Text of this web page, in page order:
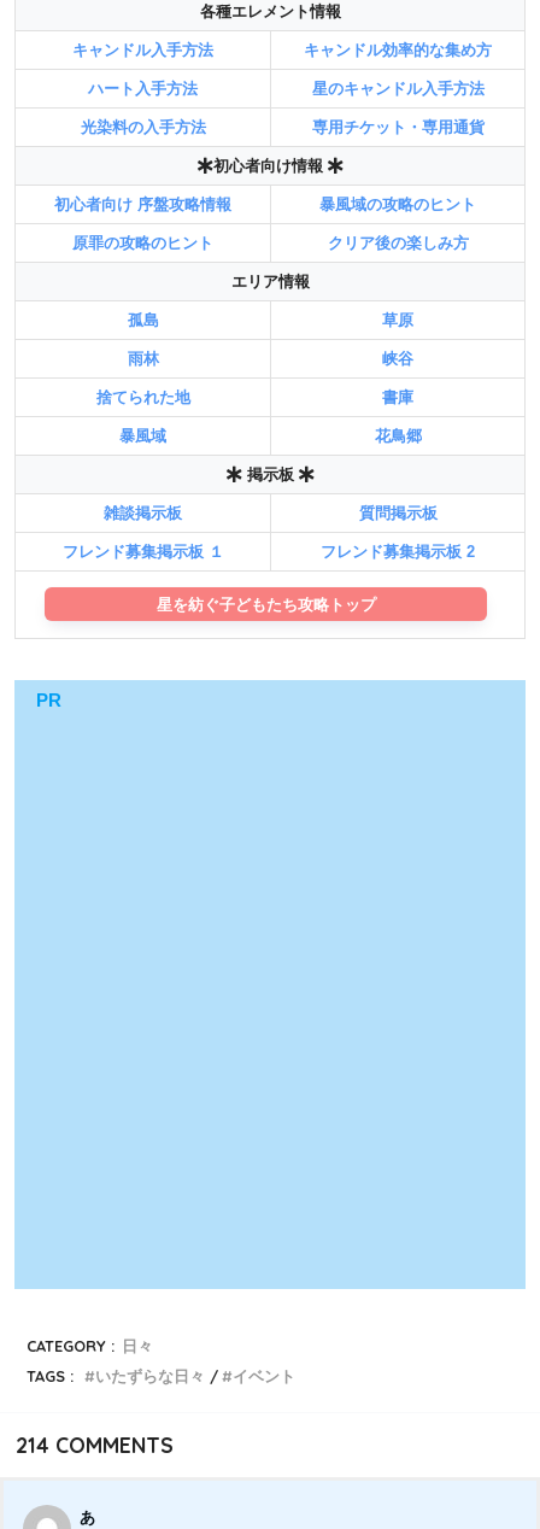
各種エレメント情報
キャンドル入手方法 キャンドル効率的な集め方
ハート入手方法 星のキャンドル入手方法
光染料の入手方法 専用チケット・専用通貨
初心者向け情報
初心者向け 序盤攻略情報 暴風域の攻略のヒント
原罪の攻略のヒント クリア後の楽しみ方
エリア情報
孤島 草原
雨林 峡谷
捨てられた地 書庫
暴風域 花鳥郷
掲示板
雑談掲示板 質問掲示板
フレンド募集掲示板 １ フレンド募集掲示板 2
星を紡ぐ子どもたち攻略トップ
PR
CATEGORY : 日々
TAGS :
いたずらな日々 イベント
214 COMMENTS
あ